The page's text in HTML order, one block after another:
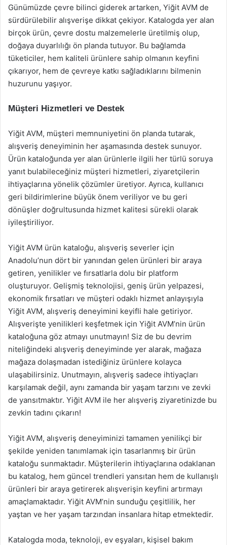
Günümüzde çevre bilinci giderek artarken, Yiğit AVM de
sürdürülebilir alışverişe dikkat çekiyor. Katalogda yer alan
birçok ürün, çevre dostu malzemelerle üretilmiş olup,
doğaya duyarlılığı ön planda tutuyor. Bu bağlamda
tüketiciler, hem kaliteli ürünlere sahip olmanın keyfini
çıkarıyor, hem de çevreye katkı sağladıklarını bilmenin
huzurunu yaşıyor.
Müşteri Hizmetleri ve Destek
Yiğit AVM, müşteri memnuniyetini ön planda tutarak,
alışveriş deneyiminin her aşamasında destek sunuyor.
Ürün kataloğunda yer alan ürünlerle ilgili her türlü soruya
yanıt bulabileceğiniz müşteri hizmetleri, ziyaretçilerin
ihtiyaçlarına yönelik çözümler üretiyor. Ayrıca, kullanıcı
geri bildirimlerine büyük önem veriliyor ve bu geri
dönüşler doğrultusunda hizmet kalitesi sürekli olarak
iyileştiriliyor.
Yiğit AVM ürün kataloğu, alışveriş severler için
Anadolu’nun dört bir yanından gelen ürünleri bir araya
getiren, yenilikler ve fırsatlarla dolu bir platform
oluşturuyor. Gelişmiş teknolojisi, geniş ürün yelpazesi,
ekonomik fırsatları ve müşteri odaklı hizmet anlayışıyla
Yiğit AVM, alışveriş deneyimini keyifli hale getiriyor.
Alışverişte yenilikleri keşfetmek için Yiğit AVM’nin ürün
kataloğuna göz atmayı unutmayın! Siz de bu devrim
niteliğindeki alışveriş deneyiminde yer alarak, mağaza
mağaza dolaşmadan istediğiniz ürünlere kolayca
ulaşabilirsiniz. Unutmayın, alışveriş sadece ihtiyaçları
karşılamak değil, aynı zamanda bir yaşam tarzını ve zevki
de yansıtmaktır. Yiğit AVM ile her alışveriş ziyaretinizde bu
zevkin tadını çıkarın!
Yiğit AVM, alışveriş deneyiminizi tamamen yenilikçi bir
şekilde yeniden tanımlamak için tasarlanmış bir ürün
kataloğu sunmaktadır. Müşterilerin ihtiyaçlarına odaklanan
bu katalog, hem güncel trendleri yansıtan hem de kullanışlı
ürünleri bir araya getirerek alışverişin keyfini artırmayı
amaçlamaktadır. Yiğit AVM’nin sunduğu çeşitlilik, her
yaştan ve her yaşam tarzından insanlara hitap etmektedir.
Katalogda moda, teknoloji, ev eşyaları, kişisel bakım